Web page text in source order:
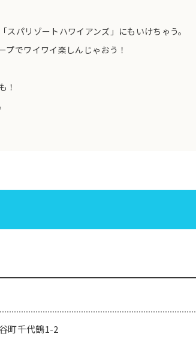
パリゾートハワイアンズ」にもいけちゃう。
でワイワイ楽しんじゃおう！
！
町千代鶴1-2